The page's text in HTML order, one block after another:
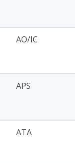
AO/IC
APS
ATA